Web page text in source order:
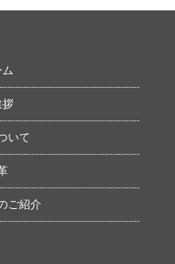
拶
いて
ご紹介